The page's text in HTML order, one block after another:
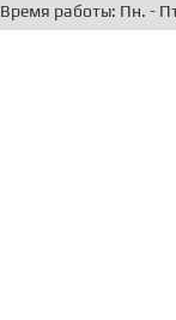
Время работы: Пн. -